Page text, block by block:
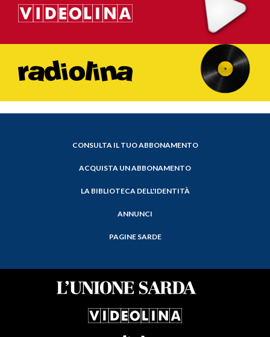
CONSULTA IL TUO ABBONAMENTO
ACQUISTA UN ABBONAMENTO
LA BIBLIOTECA DELL'IDENTITÀ
ANNUNCI
PAGINE SARDE